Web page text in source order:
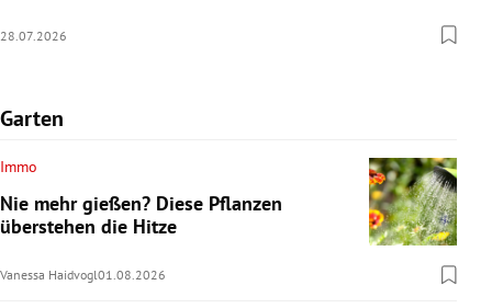
28.07.2026
Garten
Immo
Nie mehr gießen? Diese Pflanzen
überstehen die Hitze
Vanessa Haidvogl01.08.2026